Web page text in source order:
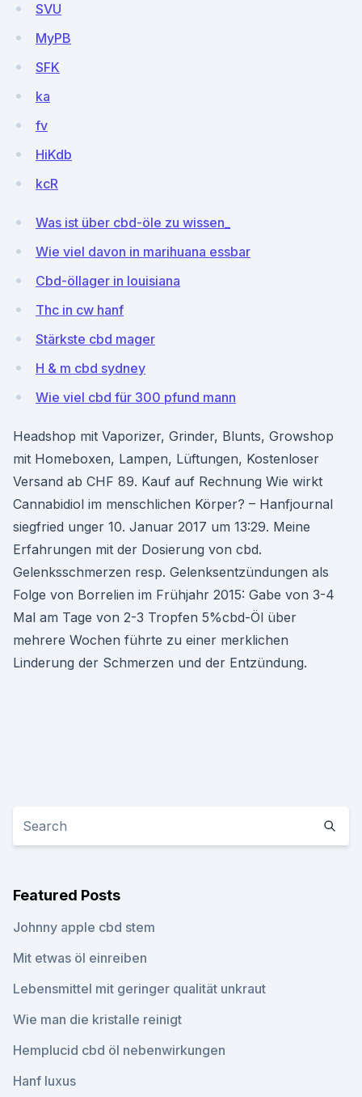
SVU
MyPB
SFK
ka
fv
HiKdb
kcR
Was ist über cbd-öle zu wissen_
Wie viel davon in marihuana essbar
Cbd-öllager in louisiana
Thc in cw hanf
Stärkste cbd mager
H & m cbd sydney
Wie viel cbd für 300 pfund mann
Headshop mit Vaporizer, Grinder, Blunts, Growshop
mit Homeboxen, Lampen, Lüftungen, Kostenloser
Versand ab CHF 89. Kauf auf Rechnung Wie wirkt
Cannabidiol im menschlichen Körper? – Hanfjournal
siegfried unger 10. Januar 2017 um 13:29. Meine
Erfahrungen mit der Dosierung von cbd.
Gelenksschmerzen resp. Gelenksentzündungen als
Folge von Borrelien im Frühjahr 2015: Gabe von 3-4
Mal am Tage von 2-3 Tropfen 5%cbd-Öl über
mehrere Wochen führte zu einer merklichen
Linderung der Schmerzen und der Entzündung.
Featured Posts
Johnny apple cbd stem
Mit etwas öl einreiben
Lebensmittel mit geringer qualität unkraut
Wie man die kristalle reinigt
Hemplucid cbd öl nebenwirkungen
Hanf luxus